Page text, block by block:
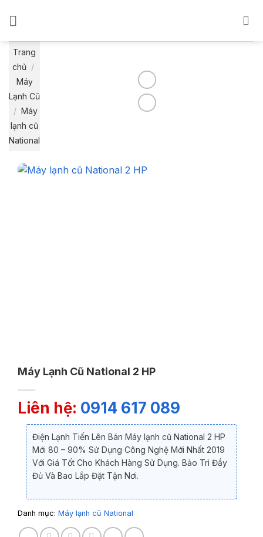
dungTrang
chủ /
Máy
Lạnh Cũ
/ Máy
lạnh cũ
National
Máy Lạnh Cũ National 2 HP
Liên hệ: 0914 617 089
Điện Lạnh Tiến Lên Bán Máy lạnh cũ National 2 HP
Mới 80 – 90% Sử Dụng Công Nghệ Mới Nhất 2019
Với Giá Tốt Cho Khách Hàng Sử Dụng. Bảo Trì Đầy
Đủ Và Bao Lắp Đặt Tận Nơi.
Danh mục: Máy lạnh cũ National